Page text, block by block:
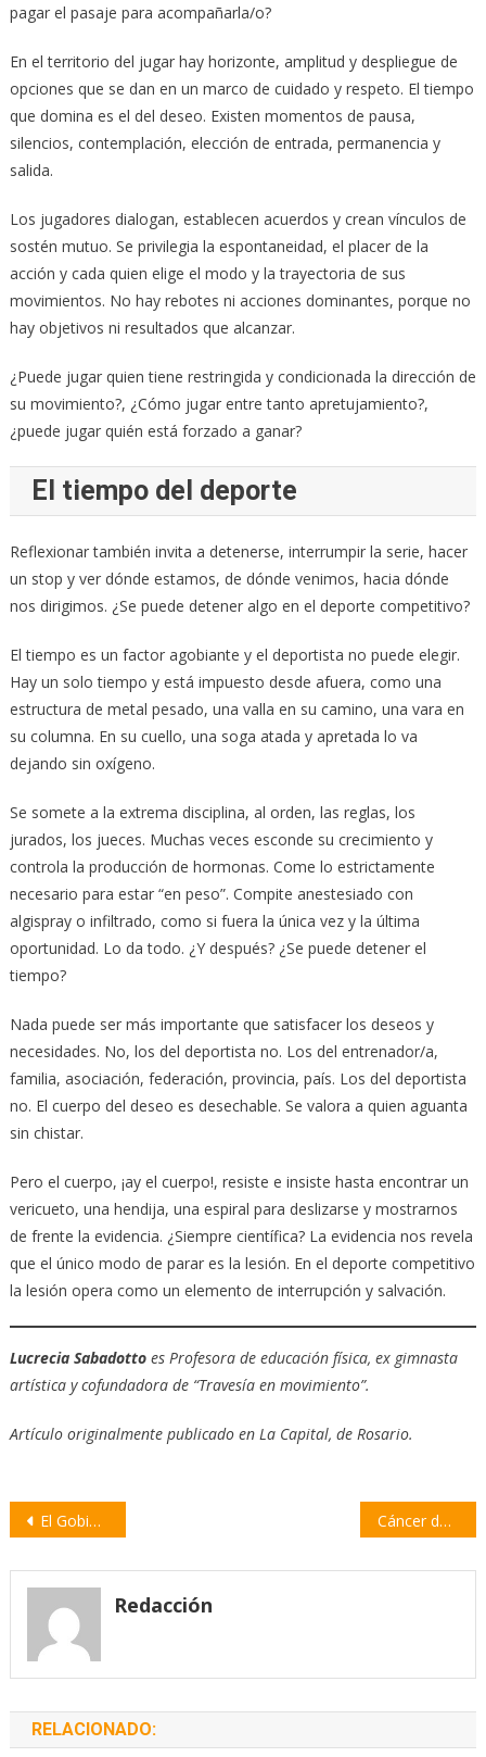
pagar el pasaje para acompañarla/o?
En el territorio del jugar hay horizonte, amplitud y despliegue de
opciones que se dan en un marco de cuidado y respeto. El tiempo
que domina es el del deseo. Existen momentos de pausa,
silencios, contemplación, elección de entrada, permanencia y
salida.
Los jugadores dialogan, establecen acuerdos y crean vínculos de
sostén mutuo. Se privilegia la espontaneidad, el placer de la
acción y cada quien elige el modo y la trayectoria de sus
movimientos. No hay rebotes ni acciones dominantes, porque no
hay objetivos ni resultados que alcanzar.
¿Puede jugar quien tiene restringida y condicionada la dirección de
su movimiento?, ¿Cómo jugar entre tanto apretujamiento?,
¿puede jugar quién está forzado a ganar?
El tiempo del deporte
Reflexionar también invita a detenerse, interrumpir la serie, hacer
un stop y ver dónde estamos, de dónde venimos, hacia dónde
nos dirigimos. ¿Se puede detener algo en el deporte competitivo?
El tiempo es un factor agobiante y el deportista no puede elegir.
Hay un solo tiempo y está impuesto desde afuera, como una
estructura de metal pesado, una valla en su camino, una vara en
su columna. En su cuello, una soga atada y apretada lo va
dejando sin oxígeno.
Se somete a la extrema disciplina, al orden, las reglas, los
jurados, los jueces. Muchas veces esconde su crecimiento y
controla la producción de hormonas. Come lo estrictamente
necesario para estar “en peso”. Compite anestesiado con
algispray o infiltrado, como si fuera la única vez y la última
oportunidad. Lo da todo. ¿Y después? ¿Se puede detener el
tiempo?
Nada puede ser más importante que satisfacer los deseos y
necesidades. No, los del deportista no. Los del entrenador/a,
familia, asociación, federación, provincia, país. Los del deportista
no. El cuerpo del deseo es desechable. Se valora a quien aguanta
sin chistar.
Pero el cuerpo, ¡ay el cuerpo!, resiste e insiste hasta encontrar un
vericueto, una hendija, una espiral para deslizarse y mostrarnos
de frente la evidencia. ¿Siempre científica? La evidencia nos revela
que el único modo de parar es la lesión. En el deporte competitivo
la lesión opera como un elemento de interrupción y salvación.
Lucrecia Sabadottoes Profesora de educación física, ex gimnasta
artística y cofundadora de “Travesía en movimiento”.
Artículo originalmente publicado en La Capital, de Rosario.
Navegación
entradas
El Gobierno de Santa Fe asegura que los salarios le ganarán a la inflación Cáncer de piel: difunden recomendaciones en el Día Mundial de la Prevención del Melanoma
Redacción
RELACIONADO: